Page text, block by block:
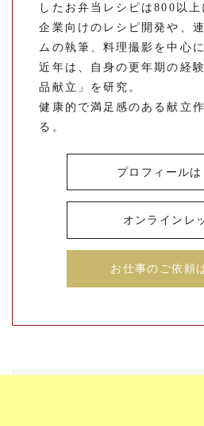
したお弁当レシピは800以上
企業向けのレシピ開発や、
ムの執筆、料理撮影を中心
近年は、自身の更年期の経
品献立」を研究。
健康的で満足感のある献立
る。
プロフィールは
オンラインレ
お仕事のご依頼